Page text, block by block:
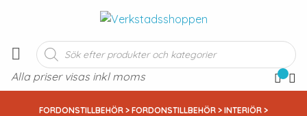
Alla priser visas inkl moms
Produktsökning
FORDONSTILLBEHÖR > FORDONSTILLBEHÖR > INTERIÖR >